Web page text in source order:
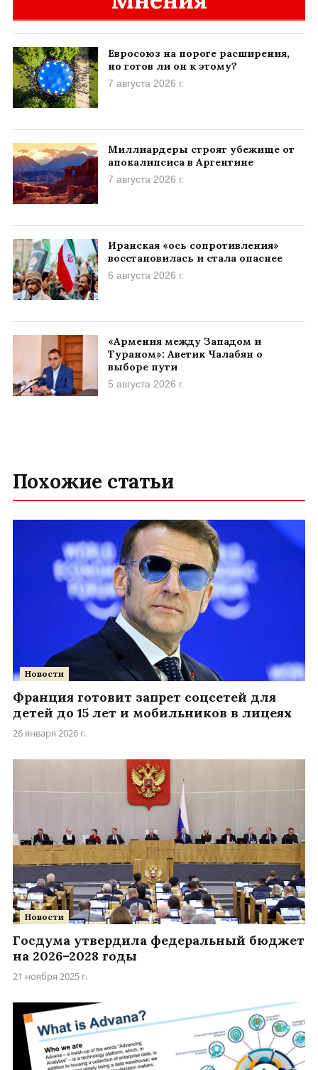
Евросоюз на пороге расширения,
но готов ли он к этому?
7 августа 2026 г.
Миллиардеры строят убежище от
апокалипсиса в Аргентине
7 августа 2026 г.
Иранская «ось сопротивления»
восстановилась и стала опаснее
6 августа 2026 г.
«Армения между Западом и
Тураном»: Аветик Чалабян о
выборе пути
5 августа 2026 г.
Похожие статьи
Новости
Франция готовит запрет соцсетей для
детей до 15 лет и мобильников в лицеях
26 января 2026 г.
Новости
Госдума утвердила федеральный бюджет
на 2026–2028 годы
21 ноября 2025 г.